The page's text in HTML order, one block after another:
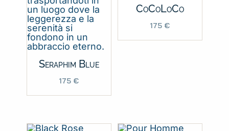
Seraphim Blue
175 €
CoCoLoCo
175 €